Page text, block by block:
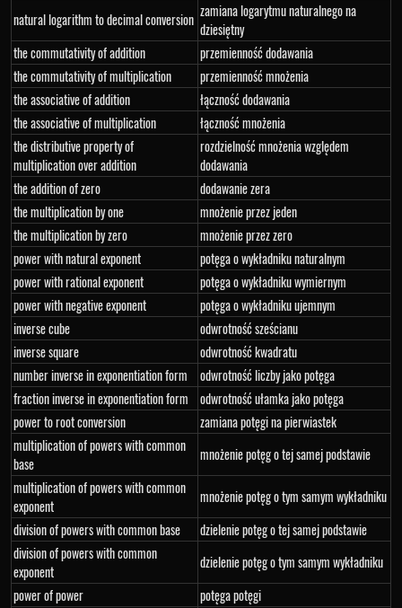
natural logarithm to decimal conversion zamiana logarytmu naturalnego na
dziesiętny
the commutativity of addition
przemienność dodawania
the commutativity of multiplication
przemienność mnożenia
the associative of addition
łączność dodawania
the associative of multiplication
łączność mnożenia
the distributive property of
multiplication over addition
rozdzielność mnożenia względem
dodawania
the addition of zero
dodawanie zera
the multiplication by one
mnożenie przez jeden
the multiplication by zero
mnożenie przez zero
power with natural exponent
potęga o wykładniku naturalnym
power with rational exponent
potęga o wykładniku wymiernym
power with negative exponent
potęga o wykładniku ujemnym
inverse cube
odwrotność sześcianu
inverse square
odwrotność kwadratu
number inverse in exponentiation form
odwrotność liczby jako potęga
fraction inverse in exponentiation form
odwrotność ułamka jako potęga
power to root conversion
zamiana potęgi na pierwiastek
multiplication of powers with common
base
mnożenie potęg o tej samej podstawie
multiplication of powers with common
exponent
mnożenie potęg o tym samym wykładniku
division of powers with common base
dzielenie potęg o tej samej podstawie
division of powers with common
exponent
dzielenie potęg o tym samym wykładniku
power of power
potęga potęgi